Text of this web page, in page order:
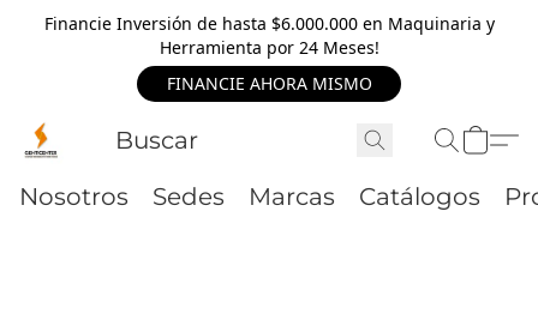
Financie Inversión de hasta $6.000.000 en Maquinaria y
Herramienta por 24 Meses!
FINANCIE AHORA MISMO
Nosotros Sedes Marcas Catálogos